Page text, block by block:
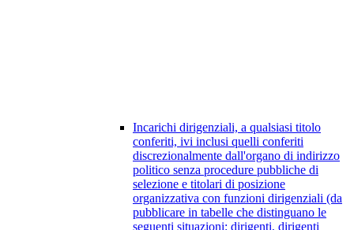
Incarichi dirigenziali, a qualsiasi titolo
conferiti, ivi inclusi quelli conferiti
discrezionalmente dall'organo di indirizzo
politico senza procedure pubbliche di
selezione e titolari di posizione
organizzativa con funzioni dirigenziali (da
pubblicare in tabelle che distinguano le
seguenti situazioni: dirigenti, dirigenti